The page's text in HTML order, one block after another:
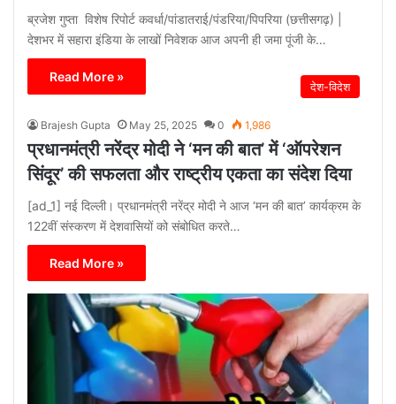
ब्रजेश गुप्ता विशेष रिपोर्ट कवर्धा/पांडातराई/पंडरिया/पिपरिया (छत्तीसगढ़) |
देशभर में सहारा इंडिया के लाखों निवेशक आज अपनी ही जमा पूंजी के…
Read More »
देश-विदेश
Brajesh Gupta May 25, 2025 0 1,986
प्रधानमंत्री नरेंद्र मोदी ने ‘मन की बात’ में ‘ऑपरेशन
सिंदूर’ की सफलता और राष्ट्रीय एकता का संदेश दिया
[ad_1] नई दिल्ली। प्रधानमंत्री नरेंद्र मोदी ने आज ‘मन की बात’ कार्यक्रम के
122वीं संस्करण में देशवासियों को संबोधित करते…
Read More »